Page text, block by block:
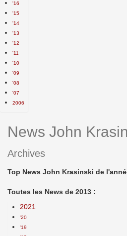
'16
'15
'14
'13
'12
'11
'10
'09
'08
'07
2006
News John
Archives
Top News John Krasinski de
Toutes les News de 2013 :
2021
'20
'19